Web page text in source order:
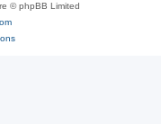
© phpBB Limited